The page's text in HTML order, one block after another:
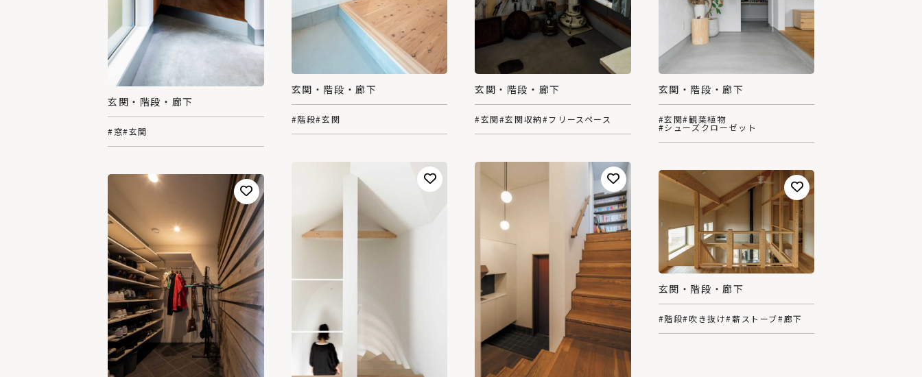
玄関・階段・廊下
#窓#玄関
玄関・階段・廊下
#階段#玄関
玄関・階段・廊下
#玄関#玄関収納#フリースペース
玄関・階段・廊下
#玄関#観葉植物
#シューズクローゼット
玄関・階段・廊下
#階段#吹き抜け#薪ストーブ#廊下